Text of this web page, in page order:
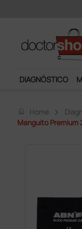
DIAGNÓSTICO
home Home
Manguito Premium